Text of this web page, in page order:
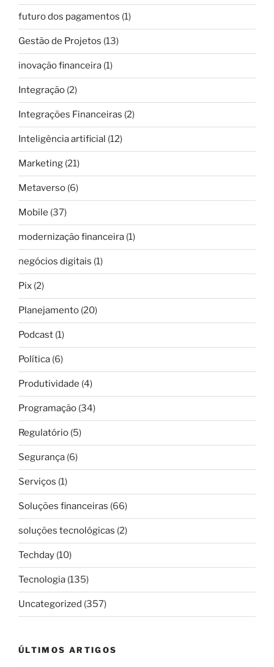
futuro dos pagamentos (1)
Gestão de Projetos (13)
inovação financeira (1)
Integração (2)
Integrações Financeiras (2)
Inteligência artificial (12)
Marketing (21)
Metaverso (6)
Mobile (37)
modernização financeira (1)
negócios digitais (1)
Pix (2)
Planejamento (20)
Podcast (1)
Política (6)
Produtividade (4)
Programação (34)
Regulatório (5)
Segurança (6)
Serviços (1)
Soluções financeiras (66)
soluções tecnológicas (2)
Techday (10)
Tecnologia (135)
Uncategorized (357)
ÚLTIMOS ARTIGOS